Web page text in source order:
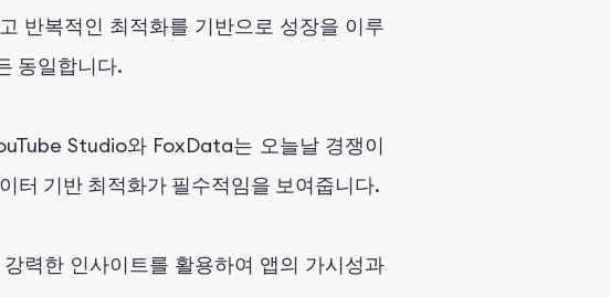
반복적인 최적화를 기반으로 성장을 이루
동일합니다.
Studio와 FoxData는 오늘날 경쟁이
터 기반 최적화가 필수적임을 보여줍니다.
강력한 인사이트를 활용하여 앱의 가시성과